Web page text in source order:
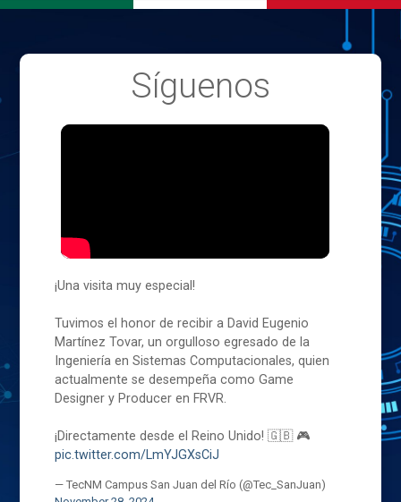
Síguenos
¡Una visita muy especial!
Tuvimos el honor de recibir a David Eugenio
Martínez Tovar, un orgulloso egresado de la
Ingeniería en Sistemas Computacionales, quien
actualmente se desempeña como Game
Designer y Producer en FRVR.
¡Directamente desde el Reino Unido! 🇬🇧 🎮
pic.twitter.com/LmYJGXsCiJ
— TecNM Campus San Juan del Río (@Tec_SanJuan)